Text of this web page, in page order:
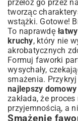
przełóż go przez
tworząc
wstążki. Gotowe!
To naprawdę
kruchy, który nie
akrobatycznych
Formuj faworki
wysychały,
smażenia.
najlepszy
zakłada, że
przyjemnością, a
Smażenie